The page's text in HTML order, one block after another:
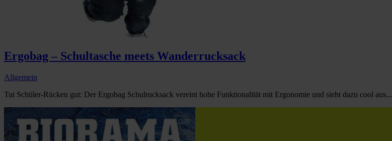
Ergobag – Schultasche meets Wanderrucksack
Allgemein
Tut Schüler-Rücken gut: Der Ergobag Schulrucksack vereint hohe Funktionalität mit Ergonomie und sieht dazu cool aus...